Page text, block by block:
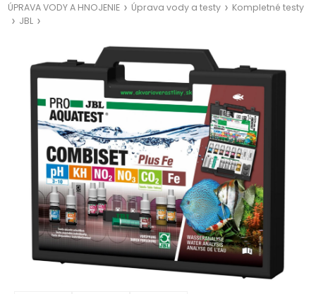
ÚPRAVA VODY A HNOJENIE Úprava vody a testy
Kompletné testy
JBL